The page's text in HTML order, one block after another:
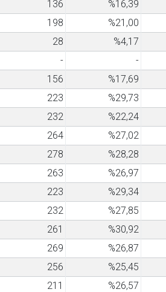
136 %16,39
198 %21,00
28 %4,17
- -
156 %17,69
223 %29,73
232 %22,24
264 %27,02
278 %28,28
263 %26,97
223 %29,34
232 %27,85
261 %30,92
269 %26,87
256 %25,45
211 %26,57